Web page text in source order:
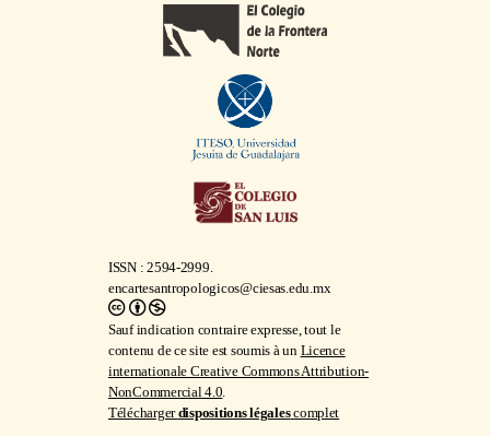
ISSN : 2594-2999.
encartesantropologicos@ciesas.edu.mx
Sauf indication contraire expresse, tout le
contenu de ce site est soumis à un Licence
internationale Creative Commons Attribution-
NonCommercial 4.0.
Téléchargerdispositions légalescomplet